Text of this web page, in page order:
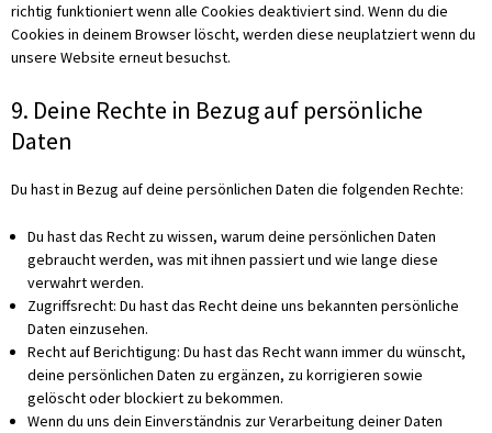
richtig funktioniert wenn alle Cookies deaktiviert sind. Wenn du die
Cookies in deinem Browser löscht, werden diese neuplatziert wenn du
unsere Website erneut besuchst.
9. Deine Rechte in Bezug auf persönliche
Daten
Du hast in Bezug auf deine persönlichen Daten die folgenden Rechte:
Du hast das Recht zu wissen, warum deine persönlichen Daten
gebraucht werden, was mit ihnen passiert und wie lange diese
verwahrt werden.
Zugriffsrecht: Du hast das Recht deine uns bekannten persönliche
Daten einzusehen.
Recht auf Berichtigung: Du hast das Recht wann immer du wünscht,
deine persönlichen Daten zu ergänzen, zu korrigieren sowie
gelöscht oder blockiert zu bekommen.
Wenn du uns dein Einverständnis zur Verarbeitung deiner Daten